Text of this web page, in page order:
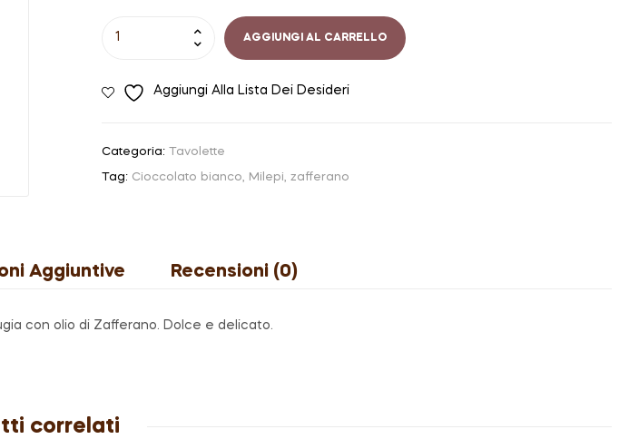
bianco
Zafferano
Pieve
Milepi
AGGIUNGI AL CARRELLO
Aggiungi Alla Lista Dei Desideri
Categoria: Tavolette
Tag: Cioccolato bianco Milepi zafferano
Aggiuntive Recensioni (0)
con olio di Zafferano. Dolce e delicato.
correlati